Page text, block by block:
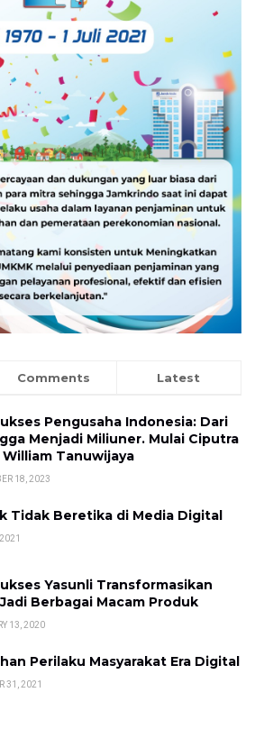
Comments Latest
Pengusaha Indonesia: Dari
Menjadi Miliuner. Mulai Ciputra
William Tanuwijaya
18, 2023
Tidak Beretika di Media Digital
Yasunli Transformasikan
Berbagai Macam Produk
13, 2020
Perilaku Masyarakat Era Digital
31, 2021